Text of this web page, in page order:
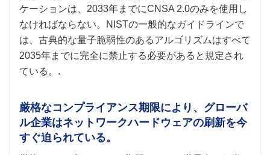
ケーションは、2033年までにCNSA 2.0のみを使用し
なければならない。NISTの一般的なガイドラインで
は、古典的な量子脆弱性のあるアルゴリズムはすべて
2035年までに完全に禁止する必要があると規定され
ている。.
厳格なコンプライアンス期限により、グローバ
ル企業はネットワークハードウェアの刷新を今
すぐ迫られている。